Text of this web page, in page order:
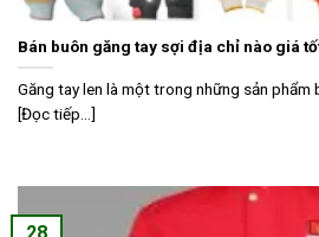
Bán buôn găng tay sợi địa chỉ nào giá
Găng tay len là một trong những sản
[Đọc tiếp...]